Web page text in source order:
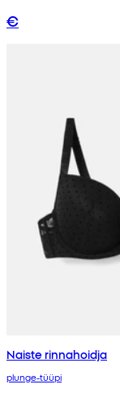
€
Naiste rinnahoidja
plunge-tüüpi